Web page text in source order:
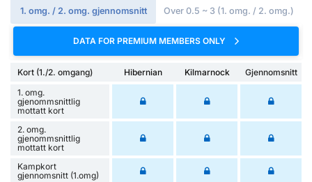
1. omg. / 2. omg. gjennomsnitt Over 0.5 ~ 3 (1. omg. / 2. omg.)
DATA FOR PREMIUM MEMBERS ONLY
Kort (1./2. omgang) Hibernian Kilmarnock
Gjennomsnitt
1. omg.
gjenommsnittlig
mottatt kort
2. omg.
gjenommsnittlig
mottatt kort
Kampkort
gjennomsnitt (1.omg)